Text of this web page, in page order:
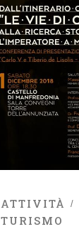
ATTIVITÀ
TURISMO